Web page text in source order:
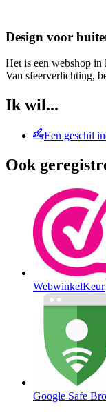
Design voor
Het is een webshop
Van sfeerverlichting,
Ik wil...
Een geschil
Ook
WebwinkelKeur
Google Safe